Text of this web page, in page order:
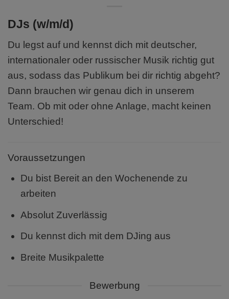
DJs (w/m/d)
Du legst auf und kennst dich mit deutscher,
internationaler oder russischer Musik richtig gut
aus, sodass das Publikum bei dir richtig abgeht?
Dann brauchen wir genau dich in unserem
Team. Ob mit oder ohne Anlage, macht keinen
Unterschied!
Voraussetzungen
Du bist Bereit an den Wochenende zu
arbeiten
Absolut Zuverlässig
Du kennst dich mit dem DJing aus
Breite Musikpalette
Bewerbung